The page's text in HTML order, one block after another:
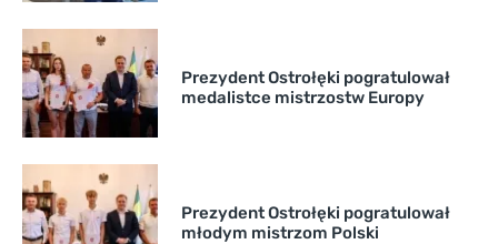
Prezydent Ostrołęki pogratulował
medalistce mistrzostw Europy
Prezydent Ostrołęki pogratulował
młodym mistrzom Polski